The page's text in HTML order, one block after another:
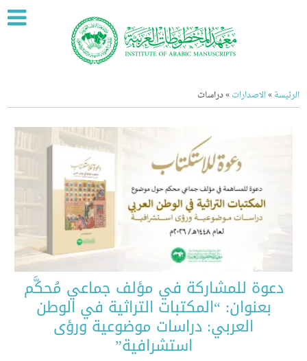
»الاصدارات»دراسات
للمشاركة في مؤلف جماعي مُحكَّم
بعنوان: “المكتبات التراثية في الوطن
العربي: دراسات موضوعية ورؤى
استشرافية”